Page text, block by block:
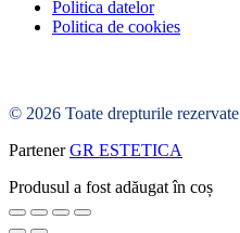
Politica datelor
Politica de cookies
© 2026 Toate drepturile rezervate
PartenerGR ESTETICA
Produsul a fost adăugat în coș